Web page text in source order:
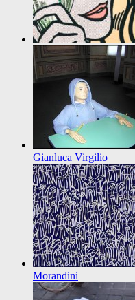
Gianluca Virgilio
Morandini